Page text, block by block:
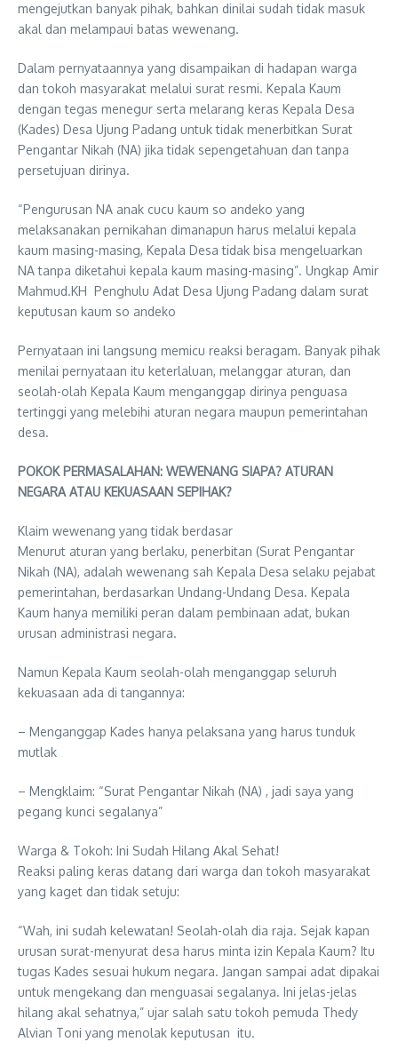
mengejutkan banyak pihak, bahkan dinilai sudah tidak masuk
akal dan melampaui batas wewenang.
Dalam pernyataannya yang disampaikan di hadapan warga
dan tokoh masyarakat melalui surat resmi. Kepala Kaum
dengan tegas menegur serta melarang keras Kepala Desa
(Kades) Desa Ujung Padang untuk tidak menerbitkan Surat
Pengantar Nikah (NA) jika tidak sepengetahuan dan tanpa
persetujuan dirinya.
“Pengurusan NA anak cucu kaum so andeko yang
melaksanakan pernikahan dimanapun harus melalui kepala
kaum masing-masing, Kepala Desa tidak bisa mengeluarkan
NA tanpa diketahui kepala kaum masing-masing”. Ungkap Amir
Mahmud.KH Penghulu Adat Desa Ujung Padang dalam surat
keputusan kaum so andeko
Pernyataan ini langsung memicu reaksi beragam. Banyak pihak
menilai pernyataan itu keterlaluan, melanggar aturan, dan
seolah-olah Kepala Kaum menganggap dirinya penguasa
tertinggi yang melebihi aturan negara maupun pemerintahan
desa.
POKOK PERMASALAHAN: WEWENANG SIAPA? ATURAN
NEGARA ATAU KEKUASAAN SEPIHAK?
Klaim wewenang yang tidak berdasar
Menurut aturan yang berlaku, penerbitan (Surat Pengantar
Nikah (NA), adalah wewenang sah Kepala Desa selaku pejabat
pemerintahan, berdasarkan Undang-Undang Desa. Kepala
Kaum hanya memiliki peran dalam pembinaan adat, bukan
urusan administrasi negara.
Namun Kepala Kaum seolah-olah menganggap seluruh
kekuasaan ada di tangannya:
– Menganggap Kades hanya pelaksana yang harus tunduk
mutlak
– Mengklaim: “Surat Pengantar Nikah (NA) , jadi saya yang
pegang kunci segalanya”
Warga & Tokoh: Ini Sudah Hilang Akal Sehat!
Reaksi paling keras datang dari warga dan tokoh masyarakat
yang kaget dan tidak setuju:
“Wah, ini sudah kelewatan! Seolah-olah dia raja. Sejak kapan
urusan surat-menyurat desa harus minta izin Kepala Kaum? Itu
tugas Kades sesuai hukum negara. Jangan sampai adat dipakai
untuk mengekang dan menguasai segalanya. Ini jelas-jelas
hilang akal sehatnya,” ujar salah satu tokoh pemuda Thedy
Alvian Toni yang menolak keputusan itu.